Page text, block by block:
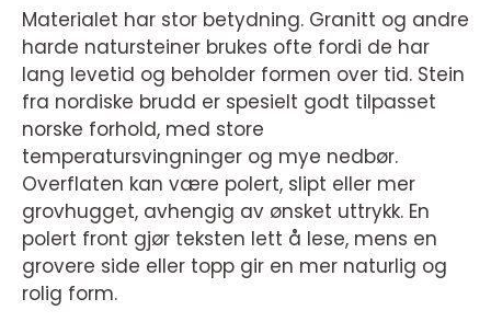
Materialet har stor betydning. Granitt og andre
harde natursteiner brukes ofte fordi de har
lang levetid og beholder formen over tid. Stein
fra nordiske brudd er spesielt godt tilpasset
norske forhold, med store
temperatursvingninger og mye nedbør.
Overflaten kan være polert, slipt eller mer
grovhugget, avhengig av ønsket uttrykk. En
polert front gjør teksten lett å lese, mens en
grovere side eller topp gir en mer naturlig og
rolig form.